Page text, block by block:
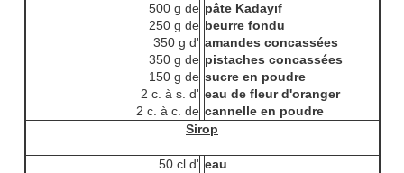
500 g de
250 g de
350 g d'
350 g de
150 g de
2 c. à s. d'
2 c. à c. de
pâte Kadayıf
beurre fondu
amandes concassées
pistaches concassées
sucre en poudre
eau de fleur d'oranger
cannelle en poudre
Sirop
50 cl d' eau